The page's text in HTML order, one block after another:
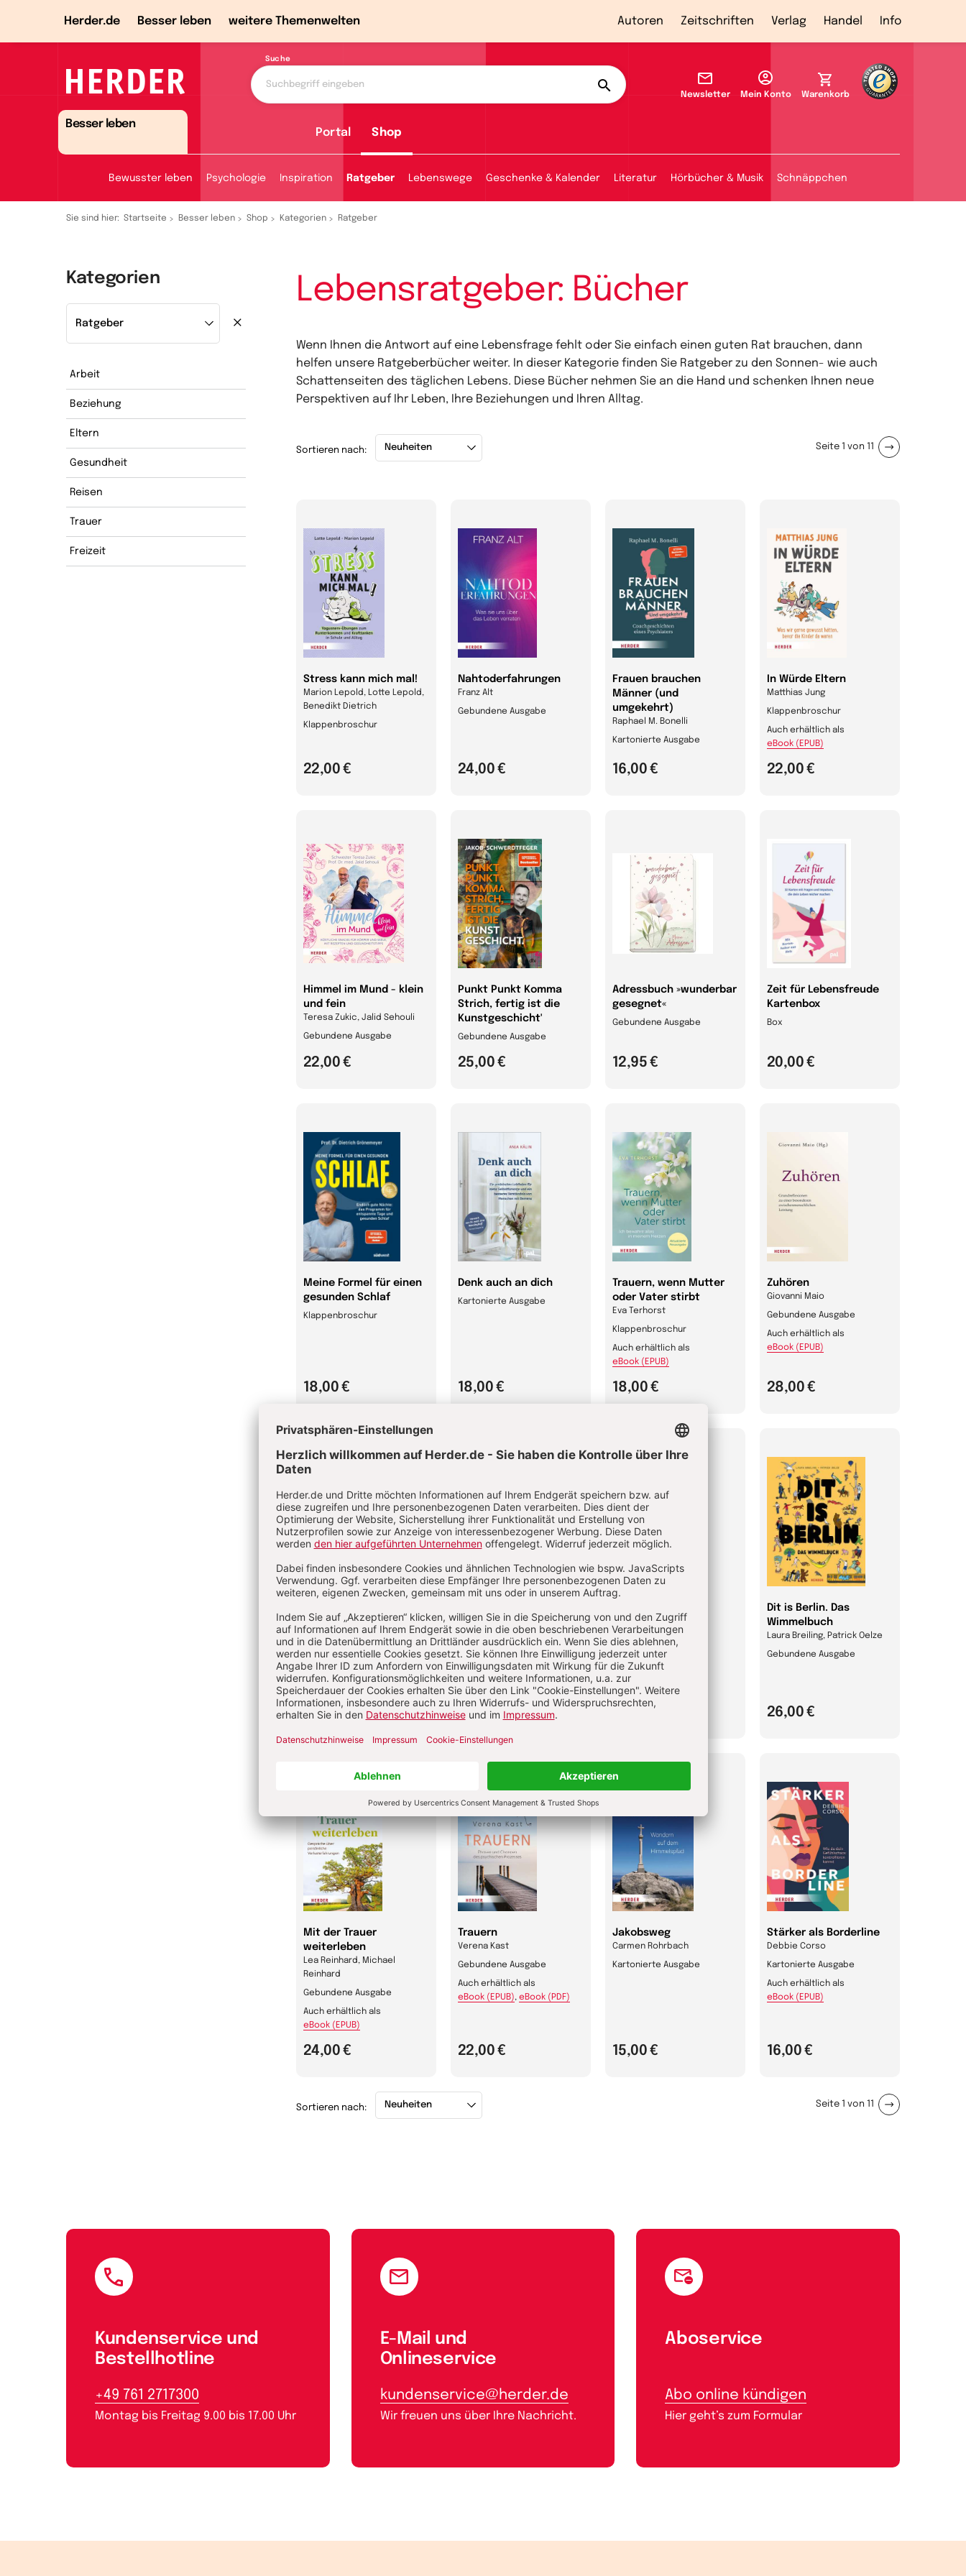
Herder.de Besser leben weitere Themenwelten Autoren Zeitschriften Verlag Handel Info
Suche
Besser leben
Newsletter Mein Konto Warenkorb
Portal Shop
Bewusster leben Psychologie Inspiration Ratgeber Lebenswege Geschenke & Kalender Literatur Hörbücher & Musik Schnäppchen
Sie sind hier: Startseite Besser leben Shop Kategorien Ratgeber
Lebensratgeber: Bücher
Wenn Ihnen die Antwort auf eine Lebensfrage fehlt oder Sie einfach einen guten Rat brauchen, dann
helfen unsere Ratgeberbücher weiter. In dieser Kategorie finden Sie Ratgeber zu den Sonnen- wie auch
Schattenseiten des täglichen Lebens. Diese Bücher nehmen Sie an die Hand und schenken Ihnen neue
Perspektiven auf Ihr Leben, Ihre Beziehungen und Ihren Alltag.
Sortieren nach: Seite 1 von 11
Stress kann mich mal!
Marion Lepold, Lotte Lepold,
Benedikt Dietrich
Klappenbroschur
22,00 €
Nahtoderfahrungen
Franz Alt
Gebundene Ausgabe
24,00 €
Frauen brauchen
Männer (und
umgekehrt)
Raphael M. Bonelli
Kartonierte Ausgabe
16,00 €
In Würde Eltern
Matthias Jung
Klappenbroschur
22,00 €
Auch erhältlich als
eBook (EPUB)
Himmel im Mund - klein
und fein
Teresa Zukic, Jalid Sehouli
Gebundene Ausgabe
22,00 €
Punkt Punkt Komma
Strich, fertig ist die
Kunstgeschicht'
Gebundene Ausgabe
25,00 €
Adressbuch »wunderbar
gesegnet«
Gebundene Ausgabe
12,95 €
Zeit für Lebensfreude
Kartenbox
Box
20,00 €
Meine Formel für einen
gesunden Schlaf
Klappenbroschur
18,00 €
Denk auch an dich
Kartonierte Ausgabe
18,00 €
Trauern, wenn Mutter
oder Vater stirbt
Eva Terhorst
Klappenbroschur
18,00 €
Auch erhältlich als
eBook (EPUB)
Zuhören
Giovanni Maio
Gebundene Ausgabe
28,00 €
Auch erhältlich als
eBook (EPUB)
Tabus
Kamyar Nowidi
Gebundene Ausgabe
20,00 €
Auch erhältlich als
eBook (EPUB)
»Kraft«
Nonbook
5,95 €
Universums
Gebundene Ausgabe
24,00 €
Dit is Berlin. Das
Wimmelbuch
Laura Breiling, Patrick Oelze
Gebundene Ausgabe
26,00 €
Mit der Trauer
weiterleben
Lea Reinhard, Michael
Reinhard
Gebundene Ausgabe
24,00 €
Auch erhältlich als
eBook (EPUB)
Trauern
Verena Kast
Gebundene Ausgabe
22,00 €
Auch erhältlich als
eBook (EPUB), eBook (PDF)
Jakobsweg
Carmen Rohrbach
Kartonierte Ausgabe
15,00 €
Stärker als Borderline
Debbie Corso
Kartonierte Ausgabe
16,00 €
Auch erhältlich als
eBook (EPUB)
Sortieren nach: Seite 1 von 11
Kategorien
Arbeit
Beziehung
Eltern
Gesundheit
Reisen
Trauer
Freizeit
Kundenservice und
Bestellhotline
+49 761 2717300
Montag bis Freitag 9.00 bis 17.00 Uhr
E-Mail und
Onlineservice
kundenservice@herder.de
Wir freuen uns über Ihre Nachricht.
Aboservice
Abo online kündigen
Hier geht’s zum Formular